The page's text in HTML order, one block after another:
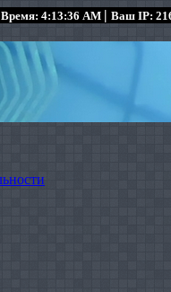
4:13:36 AM | Ваш IP: